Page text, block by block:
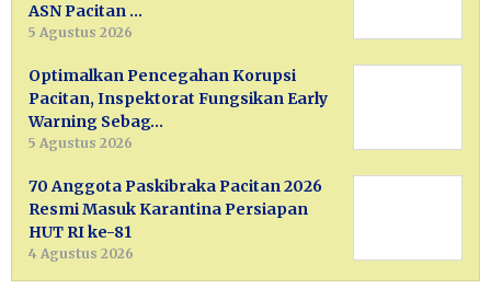
ASN Pacitan …
5 Agustus 2026
Optimalkan Pencegahan Korupsi
Pacitan, Inspektorat Fungsikan Early
Warning Sebag…
5 Agustus 2026
70 Anggota Paskibraka Pacitan 2026
Resmi Masuk Karantina Persiapan
HUT RI ke-81
4 Agustus 2026